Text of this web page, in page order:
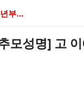
확인)
모성명] 고